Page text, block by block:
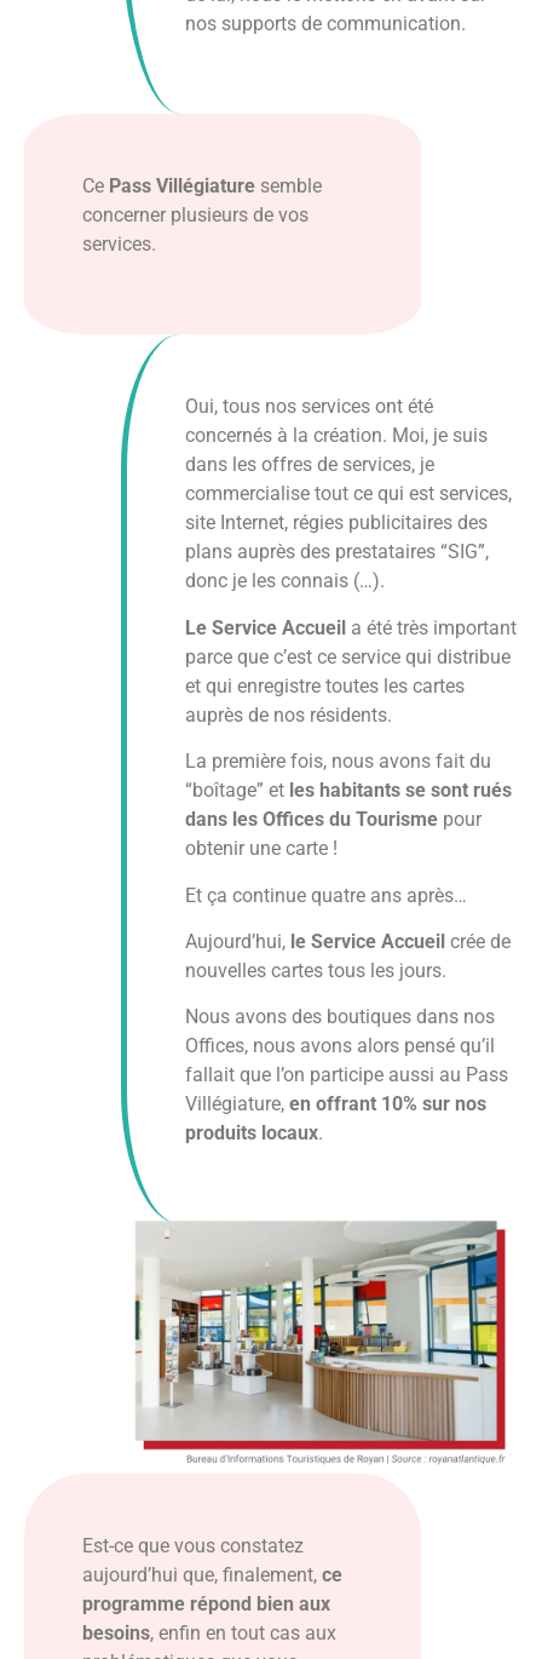
nos supports de communication.
Ce Pass Villégiature semble
concerner plusieurs de vos
services.
Oui, tous nos services ont été
concernés à la création. Moi, je suis
dans les offres de services, je
commercialise tout ce qui est services,
site Internet, régies publicitaires des
plans auprès des prestataires “SIG”,
donc je les connais (…).
Le Service Accueil a été très important
parce que c’est ce service qui distribue
et qui enregistre toutes les cartes
auprès de nos résidents.
La première fois, nous avons fait du
“boîtage” et les habitants se sont rués
dans les Offices du Tourisme pour
obtenir une carte !
Et ça continue quatre ans après…
Aujourd’hui, le Service Accueil crée de
nouvelles cartes tous les jours.
Nous avons des boutiques dans nos
Offices, nous avons alors pensé qu’il
fallait que l’on participe aussi au Pass
Villégiature, en offrant 10% sur nos
produits locaux.
Est-ce que vous constatez
aujourd’hui que, finalement, ce
programme répond bien aux
besoins, enfin en tout cas aux